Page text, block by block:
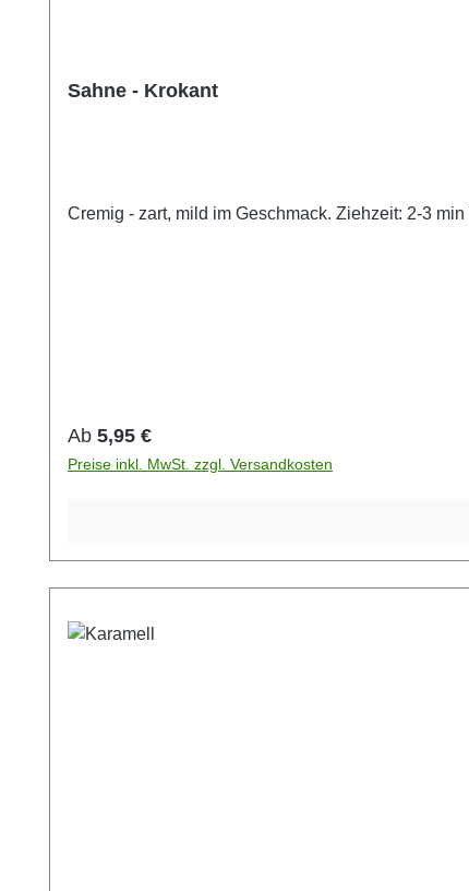
Sahne - Krokant
Regulärer Preis:
Ab 5,95 €
Preise inkl. MwSt. zzgl. Versandkosten